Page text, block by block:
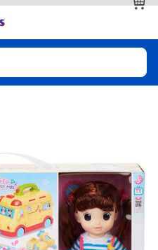
射击玩具
遥控系列
胶，画板
查看全部